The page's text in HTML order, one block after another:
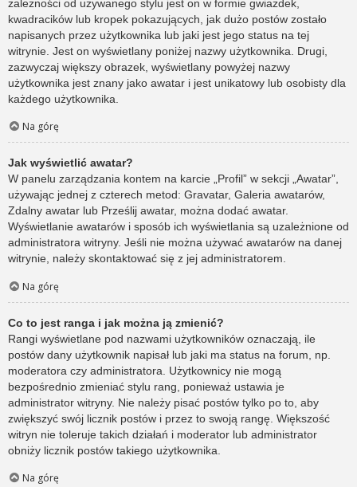
zależności od używanego stylu jest on w formie gwiazdek,
kwadracików lub kropek pokazujących, jak dużo postów zostało
napisanych przez użytkownika lub jaki jest jego status na tej
witrynie. Jest on wyświetlany poniżej nazwy użytkownika. Drugi,
zazwyczaj większy obrazek, wyświetlany powyżej nazwy
użytkownika jest znany jako awatar i jest unikatowy lub osobisty dla
każdego użytkownika.
Na górę
Jak wyświetlić awatar?
W panelu zarządzania kontem na karcie „Profil” w sekcji „Awatar”,
używając jednej z czterech metod: Gravatar, Galeria awatarów,
Zdalny awatar lub Prześlij awatar, można dodać awatar.
Wyświetlanie awatarów i sposób ich wyświetlania są uzależnione od
administratora witryny. Jeśli nie można używać awatarów na danej
witrynie, należy skontaktować się z jej administratorem.
Na górę
Co to jest ranga i jak można ją zmienić?
Rangi wyświetlane pod nazwami użytkowników oznaczają, ile
postów dany użytkownik napisał lub jaki ma status na forum, np.
moderatora czy administratora. Użytkownicy nie mogą
bezpośrednio zmieniać stylu rang, ponieważ ustawia je
administrator witryny. Nie należy pisać postów tylko po to, aby
zwiększyć swój licznik postów i przez to swoją rangę. Większość
witryn nie toleruje takich działań i moderator lub administrator
obniży licznik postów takiego użytkownika.
Na górę